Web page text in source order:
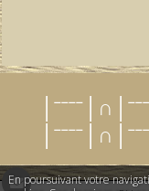
En poursuivant votre